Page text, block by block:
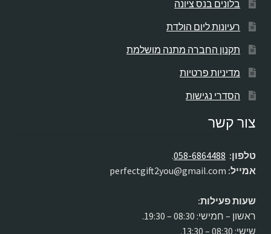
בלונים בנס ציונה
רעיונות ליום הולדת
תקנון החברה מתנה מושלמת
מדיניות פרטיות
הסדרי נגישות
צור קשר
טלפון: 058-6864488
.
אמייל:
שעות פעילות:
ראשון – חמישי: 08:30 – 19:30.
שישי: 08:30 – 13:30.